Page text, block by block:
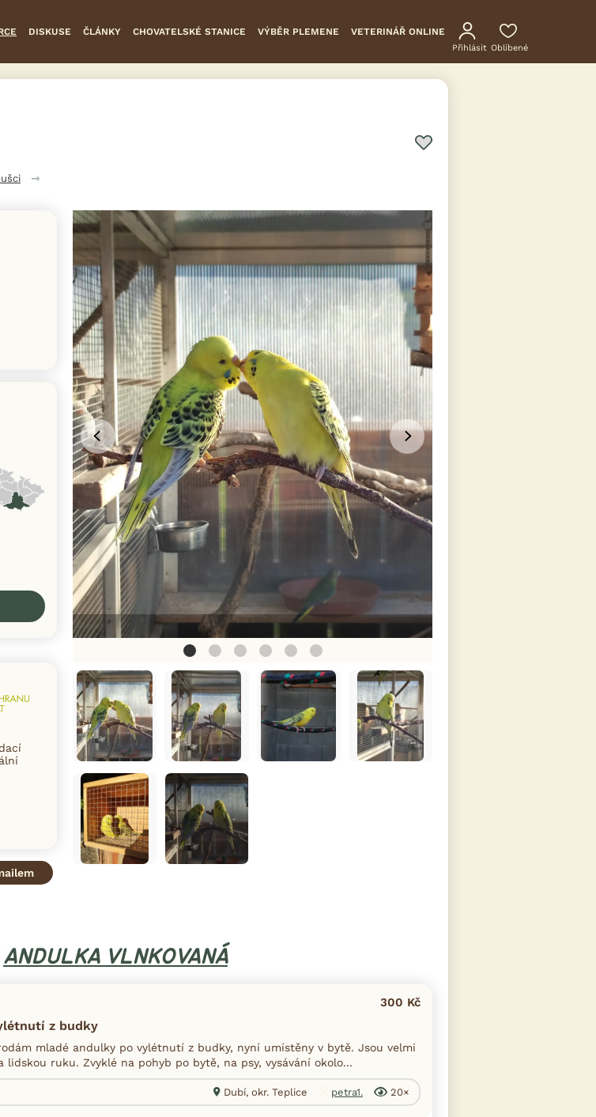
DISKUSE ČLÁNKY CHOVATELSKÉ STANICE VÝBĚR PLEMENE VETERINÁŘ ONLINE
Přihlásit Oblíbené
ANDULKA VLNKOVANÁ
z budky
300 Kč
mladé andulky po vylétnutí z budky, nyní umístěny v bytě. Jsou velmi
lidskou ruku. Zvyklé na pohyb po bytě, na psy, vysávání okolo...
Dubí, okr. Teplice petra1. 20×